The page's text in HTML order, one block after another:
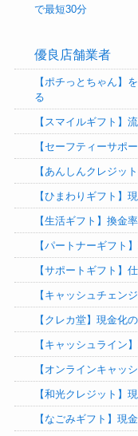
で最短30分
優良店舗業者
【ポチっとちゃん】
る
【スマイルギフト】
【セーフティーサポ
【あんしんクレジッ
【ひまわりギフト】
【生活ギフト】換金
【パートナーギフト
【サポートギフト】
【キャッシュチェン
【クレカ堂】現金化
【キャッシュライン
【オンラインキャッ
【和光クレジット】
【なごみギフト】現